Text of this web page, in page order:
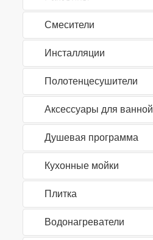
Смесители
Инсталляции
Полотенцесушители
Аксессуары для ванной
Душевая программа
Кухонные мойки
Плитка
Водонагреватели